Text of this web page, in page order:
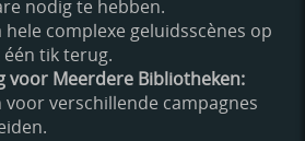
nodig te hebben.
hele complexe geluidsscènes op
tik terug.
voor Meerdere Bibliotheken:
verschillende campagnes